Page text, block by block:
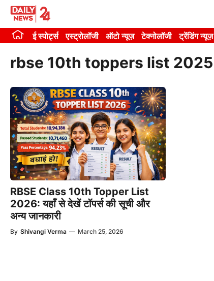
Skip
contentई स्पोर्ट्स एस्ट्रोलॉजी ऑटो न्यूज़ टेक्नोलॉजी ट्रेंडिंग न्यूज़
rbse 10th toppers list 2025
RBSE Class 10th Topper List
2026: यहाँ से देखें टॉपर्स की सूची और
अन्य जानकारी
By Shivangi Verma — March 25, 2026